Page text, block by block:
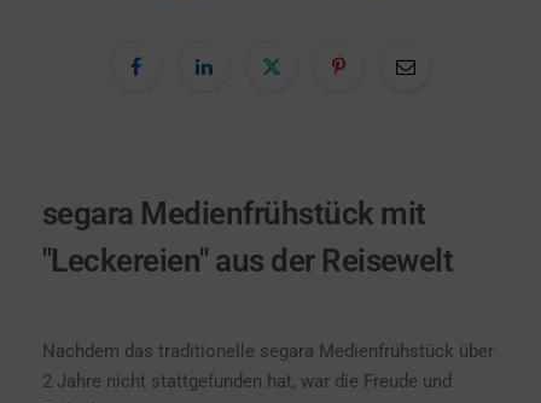
segara Medienfrühstück mit
"Leckereien" aus der Reisewelt
Nachdem das traditionelle segara Medienfrühstück über
2 Jahre nicht stattgefunden hat, war die Freude und